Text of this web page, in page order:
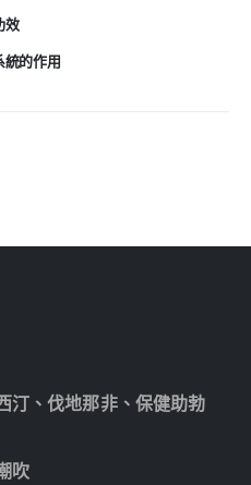
效
統的作用
汀 、伐地那非、 保健助勃
吹